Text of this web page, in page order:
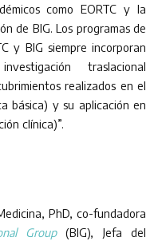
como EORTC y la
de BIG. Los programas de
y BIG siempre incorporan
traslacional
realizados en el
básica) y su aplicación en
clínica)”.
PhD, co-fundadora
Group(BIG), Jefa del